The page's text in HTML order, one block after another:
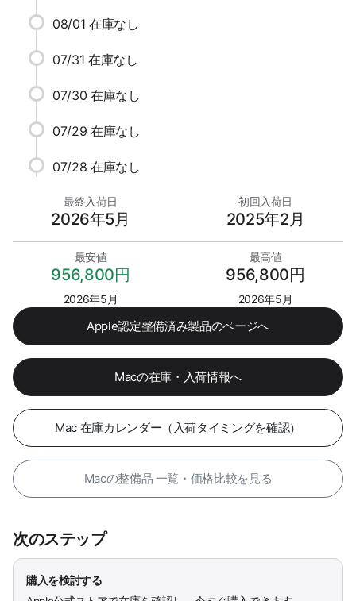
08/01 在庫なし
07/31 在庫なし
07/30 在庫なし
07/29 在庫なし
07/28 在庫なし
最終入荷日
2026年5月
初回入荷日
2025年2月
最安値
956,800円
2026年5月
最高値
956,800円
2026年5月
Apple認定整備済み製品のページへ
Macの在庫・入荷情報へ
Mac 在庫カレンダー（入荷タイミングを確認）
Macの整備品 一覧・価格比較を見る
次のステップ
購入を検討する